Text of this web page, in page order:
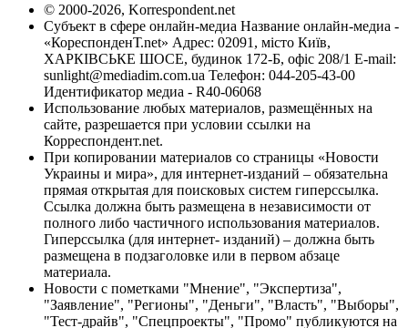
© 2000-2026, Korrespondent.net
Субъект в сфере онлайн-медиа Название онлайн-медиа -
«КореспонденТ.net» Адрес: 02091, місто Київ,
ХАРКІВСЬКЕ ШОСЕ, будинок 172-Б, офіс 208/1 E-mail:
sunlight@mediadim.com.ua Телефон: 044-205-43-00
Идентификатор медиа - R40-06068
Использование любых материалов, размещённых на
сайте, разрешается при условии ссылки на
Корреспондент.net.
При копировании материалов со страницы «Новости
Украины и мира», для интернет-изданий – обязательна
прямая открытая для поисковых систем гиперссылка.
Ссылка должна быть размещена в независимости от
полного либо частичного использования материалов.
Гиперссылка (для интернет- изданий) – должна быть
размещена в подзаголовке или в первом абзаце
материала.
Новости с пометками "Мнение", "Экспертиза",
"Заявление", "Регионы", "Деньги", "Власть", "Выборы",
"Тест-драйв", "Спецпроекты", "Промо" публикуются на